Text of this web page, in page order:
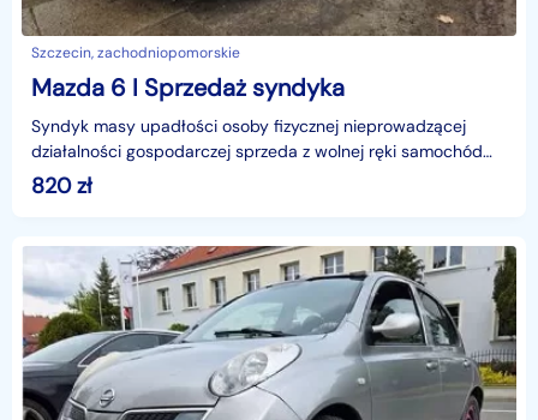
Szczecin, zachodniopomorskie
Mazda 6 I Sprzedaż syndyka
Syndyk masy upadłości osoby fizycznej nieprowadzącej
działalności gospodarczej sprzeda z wolnej ręki samochód
osobowy marki Mazda 6 – 1.8 MR’05 E4, rok produkcj
820zł